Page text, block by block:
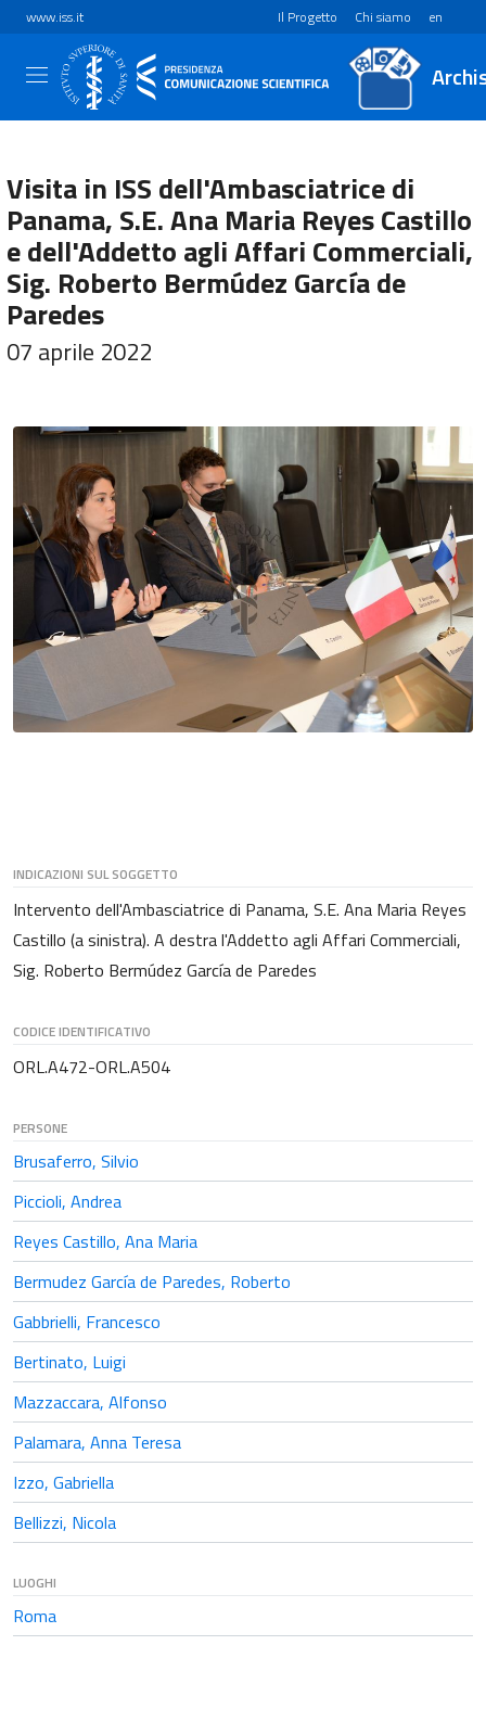
www.iss.it Il Progetto Chi siamo en
Visita in ISS dell'Ambasciatrice di
Panama, S.E. Ana Maria Reyes Castillo
e dell'Addetto agli Affari Commerciali,
Sig. Roberto Bermúdez García de
Paredes
07 aprile 2022
INDICAZIONI SUL SOGGETTO
Intervento dell'Ambasciatrice di Panama, S.E. Ana Maria Reyes
Castillo (a sinistra). A destra l'Addetto agli Affari Commerciali,
Sig. Roberto Bermúdez García de Paredes
CODICE IDENTIFICATIVO
ORL.A472-ORL.A504
PERSONE
Brusaferro, Silvio
Piccioli, Andrea
Reyes Castillo, Ana Maria
Bermudez García de Paredes, Roberto
Gabbrielli, Francesco
Bertinato, Luigi
Mazzaccara, Alfonso
Palamara, Anna Teresa
Izzo, Gabriella
Bellizzi, Nicola
LUOGHI
Roma